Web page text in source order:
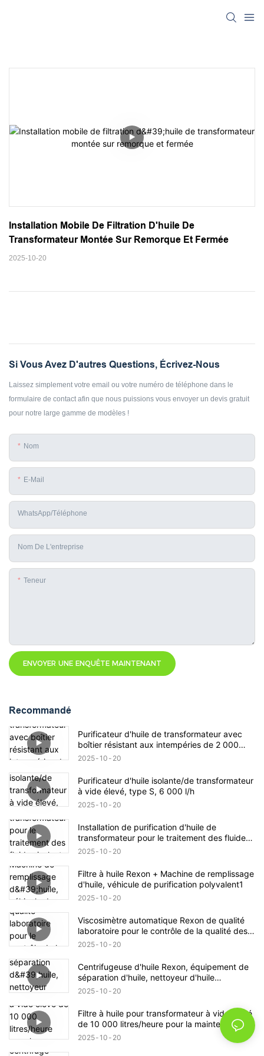
Installation Mobile De Filtration D'huile De
Transformateur Montée Sur Remorque Et Fermée
2025-10-20
Si Vous Avez D'autres Questions, Écrivez-Nous
Laissez simplement votre email ou votre numéro de téléphone dans le
formulaire de contact afin que nous puissions vous envoyer un devis gratuit
pour notre large gamme de modèles !
Nom
E-Mail
WhatsApp/téléphone
Nom De L'entreprise
Teneur
ENVOYER UNE ENQUÊTE MAINTENANT
Recommandé
Purificateur d'huile de transformateur avec
boîtier résistant aux intempéries de 2 000
litres/heure
2025 10 20
Purificateur d'huile isolante/de transformateur
à vide élevé, type S, 6 000 l/h
2025 10 20
Installation de purification d'huile de
transformateur pour le traitement des fluides
isolants des transformateurs électriques
2025 10 20
Filtre à huile Rexon + Machine de remplissage
d'huile, véhicule de purification polyvalent1
2025 10 20
Viscosimètre automatique Rexon de qualité
laboratoire pour le contrôle de la qualité des
huiles industrielles
2025 10 20
Centrifugeuse d'huile Rexon, équipement de
séparation d'huile, nettoyeur d'huile
centrifuge pour huile de transformateur
2025 10 20
Filtre à huile pour transformateur à vide élevé
de 10 000 litres/heure pour la maintenance
des gros transformateurs
2025 10 20